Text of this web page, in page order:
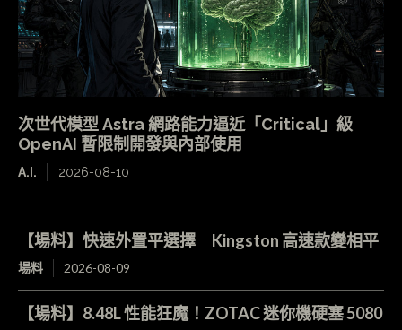
次世代模型 Astra 網路能力逼近「Critical」級
OpenAI 暫限制開發與內部使用
A.I. 2026-08-10
【場料】快速外置平選擇 Kingston 高速款變相平
場料 2026-08-09
【場料】8.48L 性能狂魔！ZOTAC 迷你機硬塞 5080